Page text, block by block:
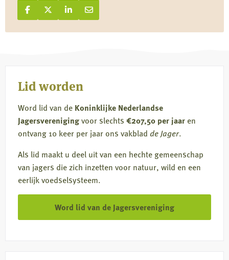
Deel op Facebook
Deel
op
Deel op X
Deel
op
Deel op LinkedIn
Deel
op
Deel via e-mail
Deel
via
Lid worden
Word lid van de Koninklijke Nederlandse
Jagersverenigingvoor slechts €207,50 per jaar en
ontvang 10 keer per jaar ons vakblad de Jager.
Als lid maakt u deel uit van een hechte gemeenschap
van jagers die zich inzetten voor natuur, wild en een
eerlijk voedselsysteem.
Word lid van de Jagersvereniging